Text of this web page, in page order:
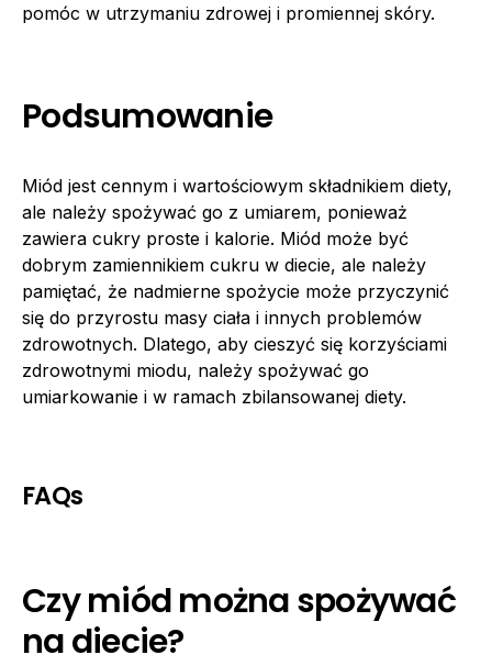
pomóc w utrzymaniu zdrowej i promiennej skóry.
Podsumowanie
Miód jest cennym i wartościowym składnikiem diety,
ale należy spożywać go z umiarem, ponieważ
zawiera cukry proste i kalorie. Miód może być
dobrym zamiennikiem cukru w diecie, ale należy
pamiętać, że nadmierne spożycie może przyczynić
się do przyrostu masy ciała i innych problemów
zdrowotnych. Dlatego, aby cieszyć się korzyściami
zdrowotnymi miodu, należy spożywać go
umiarkowanie i w ramach zbilansowanej diety.
FAQs
Czy miód można spożywać
na diecie?